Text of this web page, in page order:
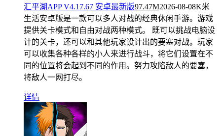
汇平湖APP V4.17.67 安卓最新版97.47M2026-08-08K米
生活安卓版是一款可以多人对战的经典休闲手游。游戏
提供关卡模式和自由对战两种模式。 既可以挑战电脑设
计的关卡，还可以和其他玩家设计出的要塞对战。玩家
可以收集各种各样的小人来进行战斗，将它们设置在不
同的位置将会起到不同的作用。努力攻陷敌人的要塞，
将敌人一网打尽。
详情